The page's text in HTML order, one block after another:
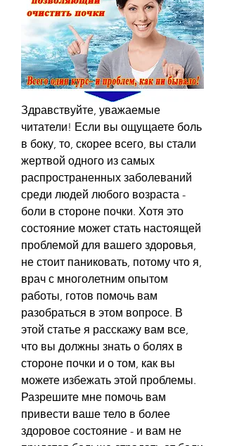
Здравствуйте, уважаемые
читатели! Если вы ощущаете боль
в боку, то, скорее всего, вы стали
жертвой одного из самых
распространенных заболеваний
среди людей любого возраста -
боли в стороне почки. Хотя это
состояние может стать настоящей
проблемой для вашего здоровья,
не стоит паниковать, потому что я,
врач с многолетним опытом
работы, готов помочь вам
разобраться в этом вопросе. В
этой статье я расскажу вам все,
что вы должны знать о болях в
стороне почки и о том, как вы
можете избежать этой проблемы.
Разрешите мне помочь вам
привести ваше тело в более
здоровое состояние - и вам не